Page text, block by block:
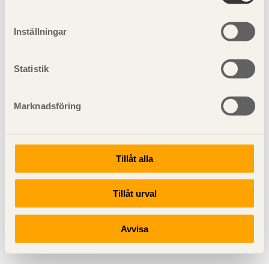
Inställningar
Statistik
Marknadsföring
Tillåt alla
Tillåt urval
Avvisa